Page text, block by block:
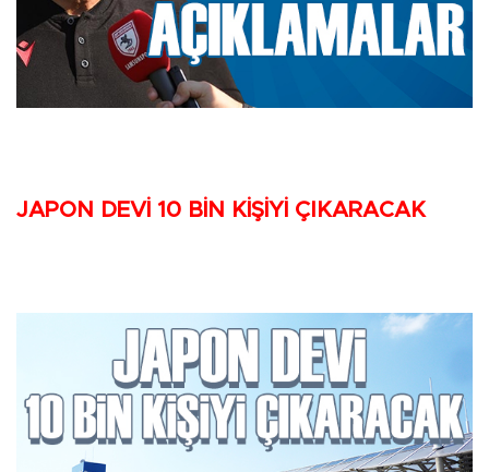
JAPON DEVİ 10 BİN KİŞİYİ ÇIKARACAK